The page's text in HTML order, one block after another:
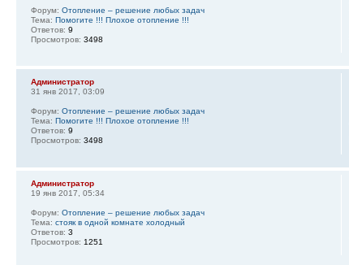
Форум: Отопление – решение любых задач
Тема: Помогите !!! Плохое отопление !!!
Ответов: 9
Просмотров: 3498
Администратор
31 янв 2017, 03:09
Форум: Отопление – решение любых задач
Тема: Помогите !!! Плохое отопление !!!
Ответов: 9
Просмотров: 3498
Администратор
19 янв 2017, 05:34
Форум: Отопление – решение любых задач
Тема: стояк в одной комнате холодный
Ответов: 3
Просмотров: 1251